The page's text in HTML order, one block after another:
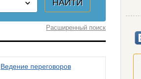
Расширенный поиск
Ведение переговоров